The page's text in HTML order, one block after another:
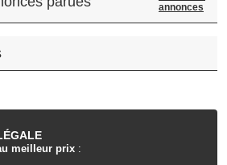
meilleur prix :
annonces